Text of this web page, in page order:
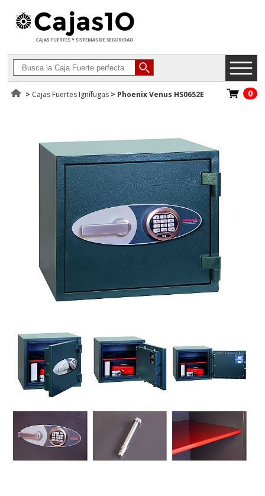
> Cajas Fuertes Ignífugas > Phoenix Venus HS0652E 0